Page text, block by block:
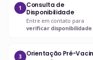
1
Consulta de
Disponibilidade
Entre em contato para
verificar disponibilidade
3 Orientação Pré-